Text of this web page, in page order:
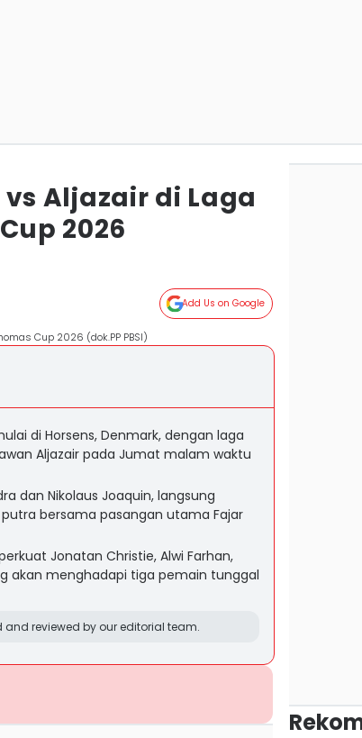
Aljazair di Laga
2026
Add Us on Google
Cup 2026 (dok.PP PBSI)
di Horsens, Denmark, dengan laga
Aljazair pada Jumat malam waktu
dan Nikolaus Joaquin, langsung
bersama pasangan utama Fajar
Jonatan Christie, Alwi Farhan,
akan menghadapi tiga pemain tunggal
reviewed by our editorial team.